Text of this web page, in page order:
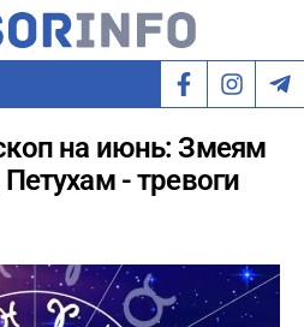
на июнь: Змеям
- тревоги